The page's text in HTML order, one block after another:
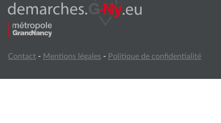
Contact - Mentions légales - Politique de confidentialité